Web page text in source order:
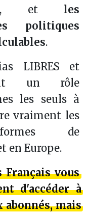
, et les
politiques
.
LIBRES et
un rôle
les seuls à
vraiment les
de
en Europe.
Français vous
d'accéder à
abonnés, mais